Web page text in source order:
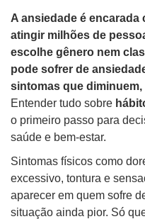
A ansiedade é
atingir milhões de
escolhe gênero nem
pode sofrer de
sintomas que
Entender tudo sobre
o primeiro passo para
saúde e bem-estar.
Sintomas físicos como
excessivo, tontura e
aparecer em quem sofre
situação ainda pior. Só